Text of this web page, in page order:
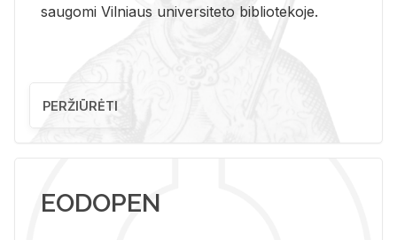
saugomi Vilniaus universiteto bibliotekoje.
PERŽIŪRĖTI
EODOPEN